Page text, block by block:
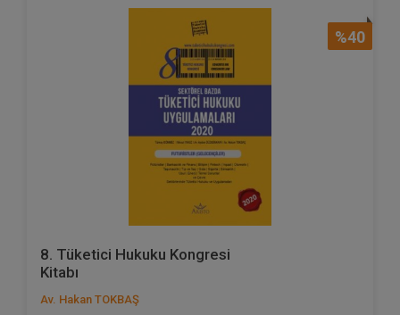
%40
8. Tüketici Hukuku Kongresi
Kitabı
Av. Hakan TOKBAŞ